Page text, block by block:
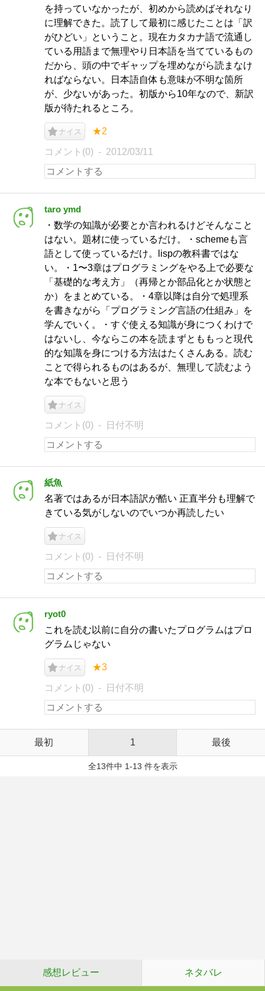
を持っていなかったが、初めから読めばそれなり
に理解できた。読了して最初に感じたことは「訳
がひどい」ということ。現在カタカナ語で流通し
ている用語まで無理やり日本語を当てているもの
だから、頭の中でギャップを埋めながら読まなけ
ればならない。日本語自体も意味が不明な箇所
が、少ないがあった。初版から10年なので、新訳
版が待たれるところ。
ナイス ★2
コメント(0) 2012/03/11
taro ymd
・数学の知識が必要とか言われるけどそんなこと
はない。題材に使っているだけ。・schemeも言
語として使っているだけ。lispの教科書ではな
い。・1〜3章はプログラミングをやる上で必要な
「基礎的な考え方」（再帰とか部品化とか状態と
か）をまとめている。・4章以降は自分で処理系
を書きながら「プログラミング言語の仕組み」を
学んでいく。・すぐ使える知識が身につくわけで
はないし、今ならこの本を読まずとももっと現代
的な知識を身につける方法はたくさんある。読む
ことで得られるものはあるが、無理して読むよう
な本でもないと思う
ナイス
コメント(0) 日付不明
紙魚
名著ではあるが日本語訳が酷い 正直半分も理解で
きている気がしないのでいつか再読したい
ナイス
コメント(0) 日付不明
ryot0
これを読む以前に自分の書いたプログラムはプロ
グラムじゃない
ナイス ★3
コメント(0) 日付不明
最初 1 最後
全13件中 1-13 件を表示
感想レビュー ネタバレ